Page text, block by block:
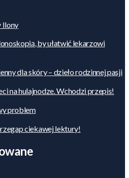
Ilony
by ułatwić lekarzowi
dla skóry – dzieło rodzinnej pasji
na hulajnodze. Wchodzi przepis!
problem
ciekawej lektury!